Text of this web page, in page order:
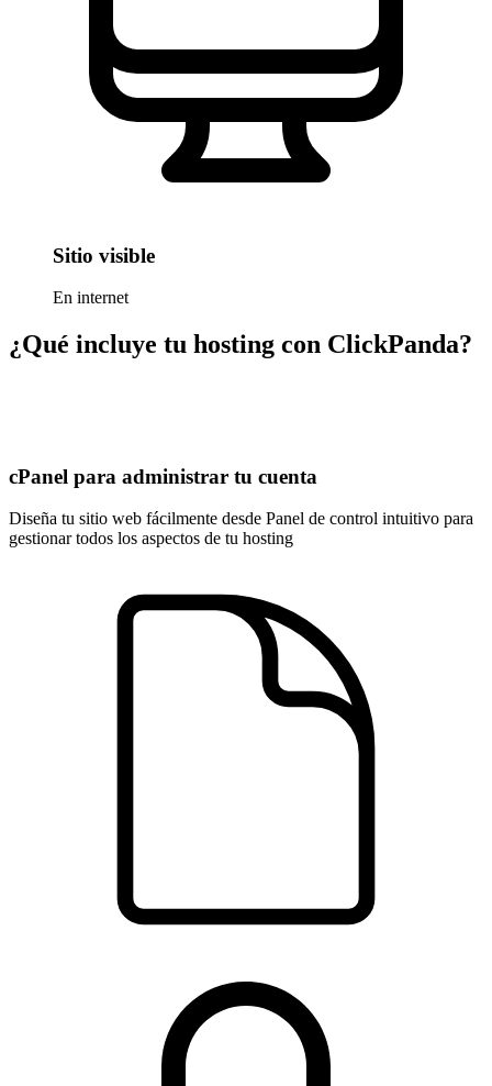
Sitio visible
En internet
¿Qué incluye tu hosting con ClickPanda?
cPanel para administrar tu cuenta
Diseña tu sitio web fácilmente desde Panel de control intuitivo para
gestionar todos los aspectos de tu hosting